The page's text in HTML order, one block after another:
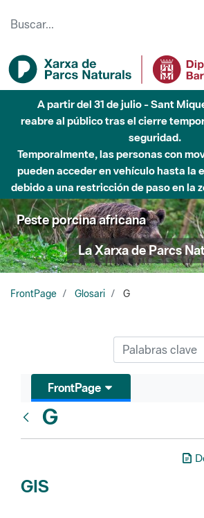
A partir del 31 de julio - Sant
reabre al público tras el cierre
seguridad.
Temporalmente, las personas con
pueden acceder en vehículo hasta la
debido a una restricción de paso en la
Peste porcina africana
La Xarxa de Parcs
FrontPage Glosari G
FrontPage
G
GIS